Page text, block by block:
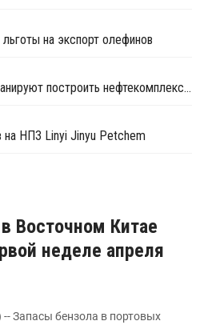
на экспорт олефинов
Sabic и Fuhaichuang PC планируют построить нефтекомплекс в провинции Фуцзянь
НПЗ Linyi Jinyu Petchem
Восточном Китае
неделе апреля
Запасы бензола в портовых